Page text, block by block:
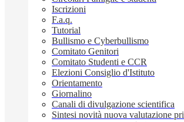
Iscrizioni
F.a.q.
Tutorial
Bullismo e Cyberbullismo
Comitato Genitori
Comitato Studenti e CCR
Elezioni Consiglio d'Istituto
Orientamento
Giornalino
Canali di divulgazione scientifica
Sintesi novità nuova valutazione